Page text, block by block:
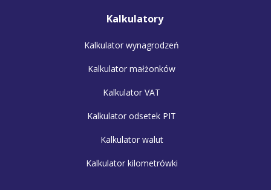
Kalkulatory
Kalkulator wynagrodzeń
Kalkulator małżonków
Kalkulator VAT
Kalkulator odsetek PIT
Kalkulator walut
Kalkulator kilometrówki